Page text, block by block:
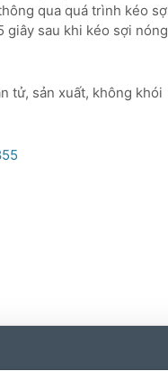
qua quá trình kéo
sau khi kéo sợi
tử, sản xuất, không khói